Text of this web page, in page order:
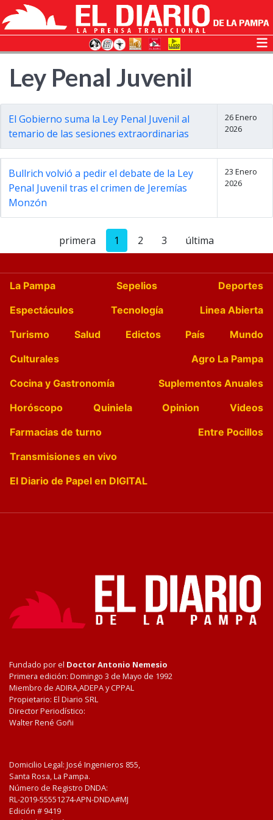
Ley Penal Juvenil
El Gobierno suma la Ley Penal Juvenil al
temario de las sesiones extraordinarias
26 Enero
2026
Bullrich volvió a pedir el debate de la Ley
Penal Juvenil tras el crimen de Jeremías
Monzón
23 Enero
2026
primera 1 2 3 última
La Pampa Sepelios
Deportes
Espectáculos
Tecnología
Linea Abierta
Turismo
Salud Edictos País
Mundo
Culturales
Agro La Pampa
Cocina y Gastronomía
Suplementos Anuales
Horóscopo
Quiniela Opinion
Videos
Farmacias de turno
Entre Pocillos
Transmisiones en vivo
El Diario de Papel en DIGITAL
Fundado por el Doctor Antonio Nemesio
Primera edición: Domingo 3 de Mayo de 1992
Miembro de ADIRA,ADEPA y CPPAL
Propietario: El Diario SRL
Director Periodístico:
Walter René Goñi
Domicilio Legal: José Ingenieros 855,
Santa Rosa, La Pampa.
Número de Registro DNDA:
RL-2019-55551274-APN-DNDA#MJ
Edición # 9419